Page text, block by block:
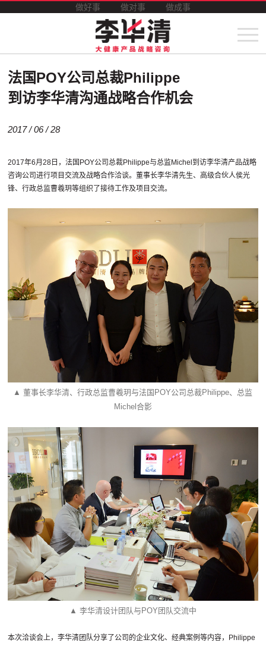
做好事 做对事 做成事
法国POY公司总裁Philippe
到访李华清沟通战略合作机会
2017 / 06 / 28
2017年6月28日，法国POY公司总裁Philippe与总监Michel到访李华清产品战略
咨询公司进行项目交流及战略合作洽谈。董事长李华清先生、高级合伙人侯光
锋、行政总监曹羲玥等组织了接待工作及项目交流。
▲ 董事长李华清、行政总监曹羲玥与法国POY公司总裁Philippe、总监
Michel合影
▲ 李华清设计团队与POY团队交流中
本次洽谈会上，李华清团队分享了公司的企业文化、经典案例等内容，Philippe